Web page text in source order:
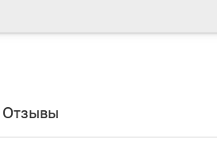
Отзывы